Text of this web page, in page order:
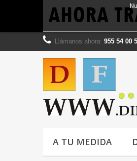
Llámanos ahora: 955 54 00
A TU MEDIDA